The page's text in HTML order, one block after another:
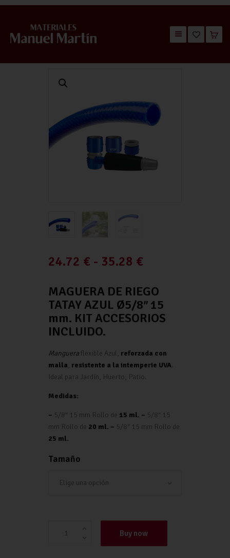
CATÁLOGOS
QUIÉNES SOMOS
CONTACTO
24.72 € - 35.28 €
MAGUERA DE RIEGO
TATAY AZUL Ø5/8″ 15
mm. KIT ACCESORIOS
INCLUIDO.
Mangueraflexible Azul, reforzada con
malla, resistente a la intemperie UVA.
Ideal para Jardín, Huerto, Patio.
Medidas:
– 5/8″ 15 mm Rollo de 15 ml. – 5/8″ 15
mm Rollo de 20 ml. – 5/8″ 15 mm Rollo de
25 ml.
Tamaño
m / 20 m / 25 m | TATAY cantidad
Buy now